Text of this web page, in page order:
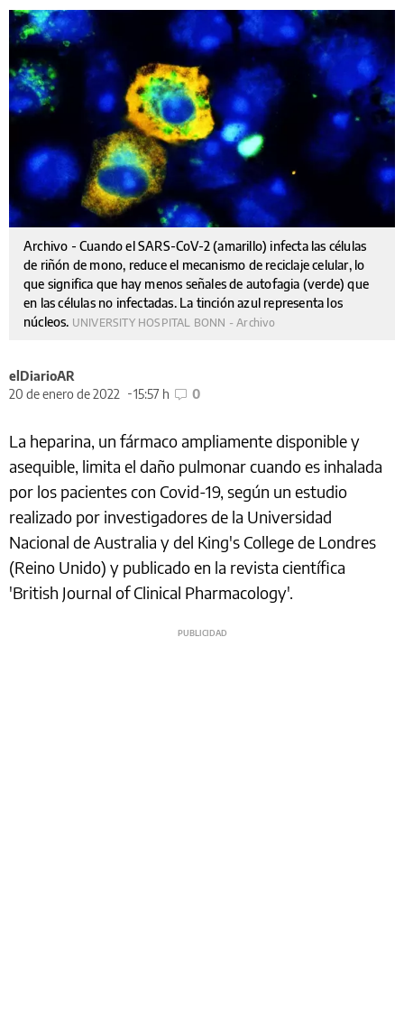
Archivo - Cuando el SARS-CoV-2 (amarillo) infecta las células
de riñón de mono, reduce el mecanismo de reciclaje celular, lo
que significa que hay menos señales de autofagia (verde) que
en las células no infectadas. La tinción azul representa los
núcleos. UNIVERSITY HOSPITAL BONN - Archivo
elDiarioAR
20 de enero de 2022
15:57 h 0
La heparina, un fármaco ampliamente disponible y
asequible, limita el daño pulmonar cuando es inhalada
por los pacientes con Covid-19, según un estudio
realizado por investigadores de la Universidad
Nacional de Australia y del King's College de Londres
(Reino Unido) y publicado en la revista científica
'British Journal of Clinical Pharmacology'.